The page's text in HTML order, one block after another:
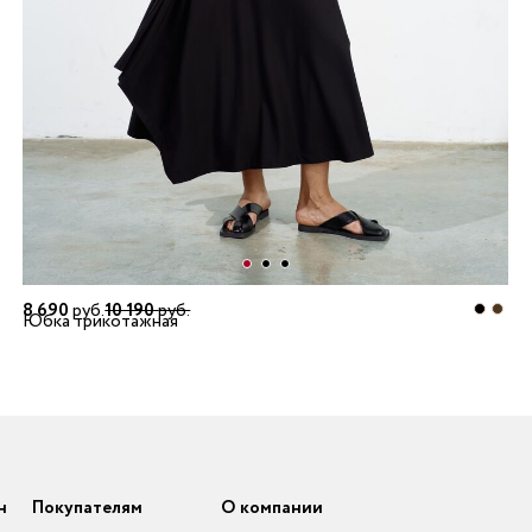
8 690руб.10 190руб.
Юбка трикотажная
Покупателям О компании